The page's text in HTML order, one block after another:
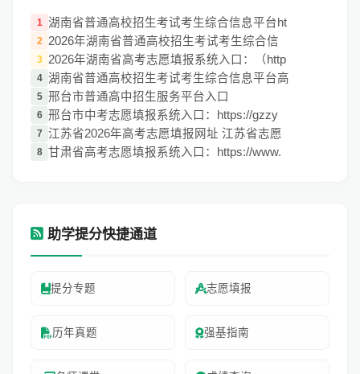
1 湖南省普通高校招生考试考生综合信息平台ht
2 2026年湖南省普通高校招生考试考生综合信
3 2026年湖南省高考志愿填报系统入口：（http
4 湖南省普通高校招生考试考生综合信息平台高
5 邢台市普通高中招生服务平台入口
6 邢台市中考志愿填报系统入口：https://gzzy
7 江苏省2026年高考志愿填报网址 江苏省志愿
8 甘肃省高考志愿填报系统入口：https://www.
助学提分快捷通道
提分专题 志愿填报
历年真题 强基指南